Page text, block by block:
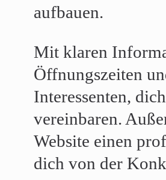
aufbauen.
Mit klaren
Öffnungszeiten
Interessenten,
vereinbaren.
Website einen
dich von der